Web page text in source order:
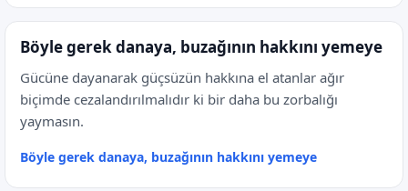
Böyle gerek danaya, buzağının hakkını yemeye
Gücüne dayanarak güçsüzün hakkına el atanlar ağır
biçimde cezalandırılmalıdır ki bir daha bu zorbalığı
yaymasın.
Böyle gerek danaya, buzağının hakkını yemeye